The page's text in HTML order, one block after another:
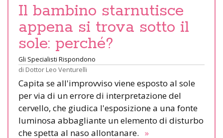
Il bambino starnutisce
appena si trova sotto il
sole: perché?
Gli Specialisti Rispondono
di Dottor Leo Venturelli
Capita se all'improvviso viene esposto al sole
per via di un errore di interpretazione del
cervello, che giudica l'esposizione a una fonte
luminosa abbagliante un elemento di disturbo
che spetta al naso allontanare. »